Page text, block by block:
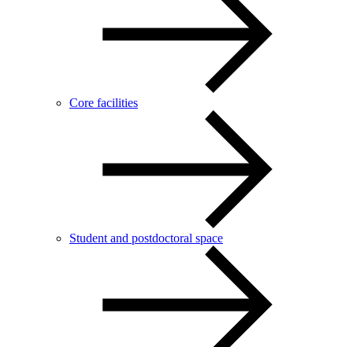
Core facilities
Student and postdoctoral space